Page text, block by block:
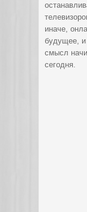
иначе,
будущее, и
смысл
сегодня.